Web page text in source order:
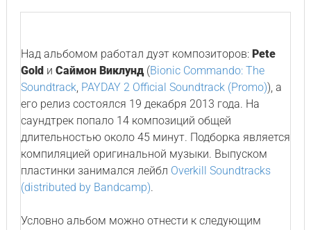
Над альбомом работал дуэт композиторов: Pete
Goldи Саймон Виклунд(Bionic Commando: The
Soundtrack, PAYDAY 2 Official Soundtrack (Promo)), а
его релиз состоялся 19 декабря 2013 года. На
саундтрек попало 14 композиций общей
длительностью около 45 минут. Подборка является
компиляцией оригинальной музыки. Выпуском
пластинки занимался лейбл Overkill Soundtracks
(distributed by Bandcamp).
Условно альбом можно отнести к следующим